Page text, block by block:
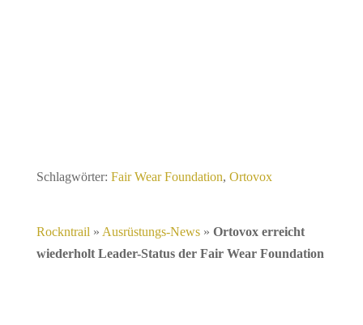
Schlagwörter: Fair Wear Foundation, Ortovox
Rockntrail » Ausrüstungs-News» Ortovox erreicht
wiederholt Leader-Status der Fair Wear Foundation